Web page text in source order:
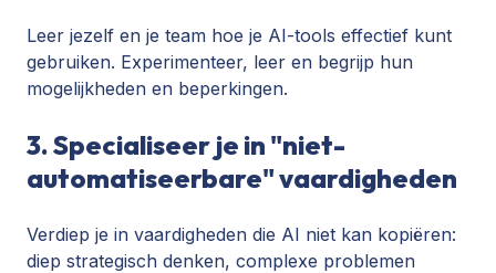
Leer jezelf en je team hoe je AI-tools effectief kunt
gebruiken. Experimenteer, leer en begrijp hun
mogelijkheden en beperkingen.
3. Specialiseer je in "niet-
automatiseerbare" vaardigheden
Verdiep je in vaardigheden die AI niet kan kopiëren:
diep strategisch denken, complexe problemen